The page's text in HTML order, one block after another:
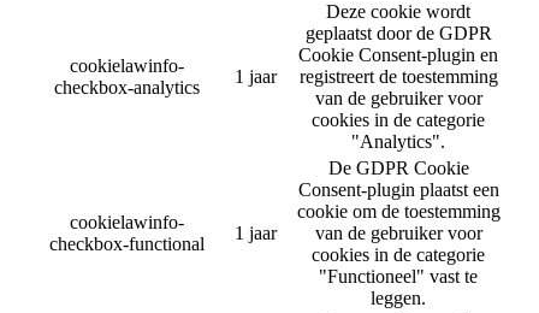
cookielawinfo-
checkbox-analytics
1 jaar
Deze cookie wordt
geplaatst door de GDPR
Cookie Consent-plugin en
registreert de toestemming
van de gebruiker voor
cookies in de categorie
"Analytics".
cookielawinfo-
checkbox-functional
1 jaar
De GDPR Cookie
Consent-plugin plaatst een
cookie om de toestemming
van de gebruiker voor
cookies in de categorie
"Functioneel" vast te
leggen.